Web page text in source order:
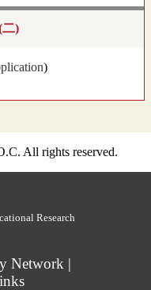
)
)
All rights reserved.
Network |